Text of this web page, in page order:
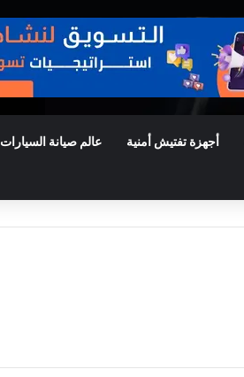
أجهزة تفتيش أمنية عالم صيانة السيارات